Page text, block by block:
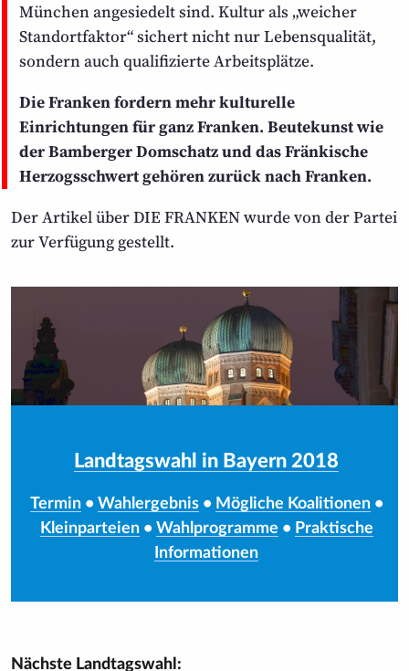
München angesiedelt sind. Kultur als „weicher
Standortfaktor“ sichert nicht nur Lebens­qualität,
sondern auch qualifizierte Arbeitsplätze.
Die Franken fordern mehr kulturelle
Einrichtungen für ganz Franken. Beutekunst wie
der Bamberger Domschatz und das Fränkische
Herzogsschwert gehören zurück nach Franken.
Der Artikel über DIE FRANKEN wurde von der Partei
zur Verfügung gestellt.
Landtagswahl in Bayern 2018
Termin• Wahlergebnis• Mögliche Koalitionen•
Kleinparteien• Wahlprogramme • Praktische
Informationen
Nächste Landtagswahl: